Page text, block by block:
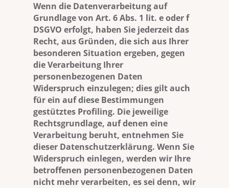
Wenn die Datenverarbeitung auf
Grundlage von Art. 6 Abs. 1 lit. e oder f
DSGVO erfolgt, haben Sie jederzeit das
Recht, aus Gründen, die sich aus Ihrer
besonderen Situation ergeben, gegen
die Verarbeitung Ihrer
personenbezogenen Daten
Widerspruch einzulegen; dies gilt auch
für ein auf diese Bestimmungen
gestütztes Profiling. Die jeweilige
Rechtsgrundlage, auf denen eine
Verarbeitung beruht, entnehmen Sie
dieser Datenschutzerklärung. Wenn Sie
Widerspruch einlegen, werden wir Ihre
betroffenen personenbezogenen Daten
nicht mehr verarbeiten, es sei denn, wir